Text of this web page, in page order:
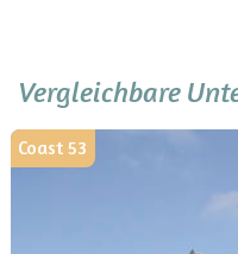
Vergleichbare
Coast 53